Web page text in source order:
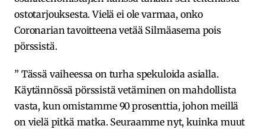
ostotarjouksesta. Vielä ei ole varmaa, onko
Coronarian tavoitteena vetää Silmäasema pois
pörssistä.
” Tässä vaiheessa on turha spekuloida asialla.
Käytännössä pörssistä vetäminen on mahdollista
vasta, kun omistamme 90 prosenttia, johon meillä
on vielä pitkä matka. Seuraamme nyt, kuinka muut